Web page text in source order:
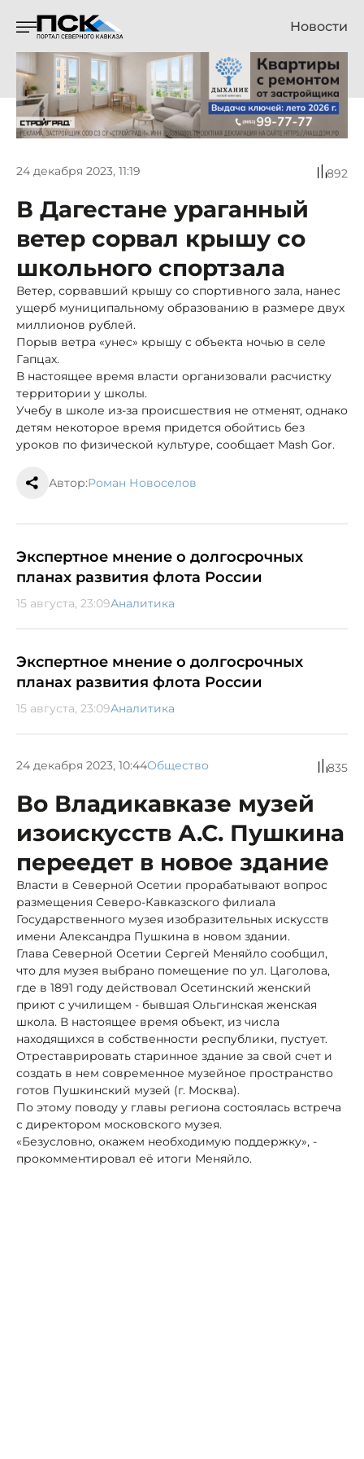
Новости
24 декабря 2023, 11:19 892
В Дагестане ураганный
ветер сорвал крышу со
школьного спортзала
Ветер, сорвавший крышу со спортивного зала, нанес
ущерб муниципальному образованию в размере двух
миллионов рублей.
Порыв ветра «унес» крышу с объекта ночью в селе
Гапцах.
В настоящее время власти организовали расчистку
территории у школы.
Учебу в школе из-за происшествия не отменят, однако
детям некоторое время придется обойтись без
уроков по физической культуре, сообщает Mash Gor.
Автор:Роман Новоселов
Экспертное мнение о долгосрочных
планах развития флота России
15 августа, 23:09Аналитика
Экспертное мнение о долгосрочных
планах развития флота России
15 августа, 23:09Аналитика
24 декабря 2023, 10:44Общество 835
Во Владикавказе музей
изоискусств А.С. Пушкина
переедет в новое здание
Власти в Северной Осетии прорабатывают вопрос
размещения Северо-Кавказского филиала
Государственного музея изобразительных искусств
имени Александра Пушкина в новом здании.
Глава Северной Осетии Сергей Меняйло сообщил,
что для музея выбрано помещение по ул. Цаголова,
где в 1891 году действовал Осетинский женский
приют с училищем - бывшая Ольгинская женская
школа. В настоящее время объект, из числа
находящихся в собственности республики, пустует.
Отреставрировать старинное здание за свой счет и
создать в нем современное музейное пространство
готов Пушкинский музей (г. Москва).
По этому поводу у главы региона состоялась встреча
с директором московского музея.
«Безусловно, окажем необходимую поддержку», -
прокомментировал её итоги Меняйло.